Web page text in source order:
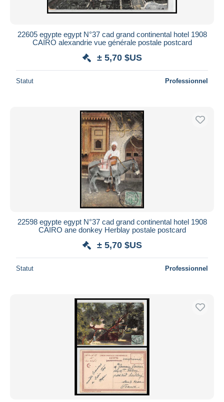
22605 egypte egypt N°37 cad grand continental hotel 1908
CAIRO alexandrie vue générale postale postcard
± 5,70 $US
Statut Professionnel
22598 egypte egypt N°37 cad grand continental hotel 1908
CAIRO ane donkey Herblay postale postcard
± 5,70 $US
Statut Professionnel